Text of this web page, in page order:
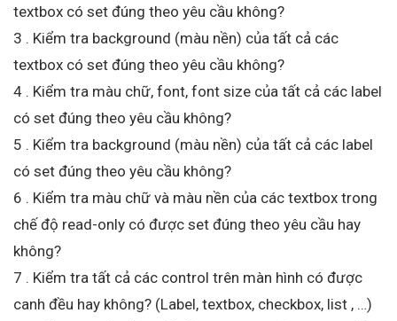
textbox có set đúng theo yêu cầu không?
3 . Kiểm tra background (màu nền) của tất cả các
textbox có set đúng theo yêu cầu không?
4 . Kiểm tra màu chữ, font, font size của tất cả các label
có set đúng theo yêu cầu không?
5 . Kiểm tra background (màu nền) của tất cả các label
có set đúng theo yêu cầu không?
6 . Kiểm tra màu chữ và màu nền của các textbox trong
chế độ read-only có được set đúng theo yêu cầu hay
không?
7 . Kiểm tra tất cả các control trên màn hình có được
canh đều hay không? (Label, textbox, checkbox, list , …)